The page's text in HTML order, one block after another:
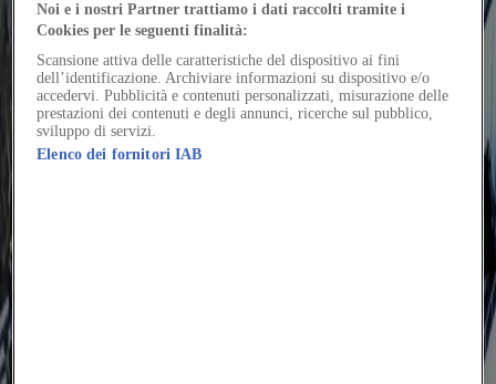
In David Chipperfield Architects’s projects, form, circulation, and
urban space converge into an infrastructure that accommodates and
connects
People
Godofredo Pereira: contagion and collective spaceKamil Dalkir,
Chiara Tomassi
In Almada, Pereira shows how sports centers and clubs can sustain
assembly, care, and political life, extending far beyond their formal
program
Projects
In Brooklyn, Studio Gang pairs sport and community programs in a
compact civic building shaped by openness, daylight, and
neighborhood care
Kunshan Olympic Sports Center: beyond spectacle
In Jiangsu, gmp Architects design a football stadium as a structural
Noi e i nostri Partner trattiamo i dati raccolti tramite i
Cookies per le seguenti finalità:
Scansione attiva delle caratteristiche del dispositivo ai fini
dell’identificazione. Archiviare informazioni su dispositivo e/o
accedervi. Pubblicità e contenuti personalizzati, misurazione delle
prestazioni dei contenuti e degli annunci, ricerche sul pubblico,
sviluppo di servizi.
Elenco dei fornitori IAB